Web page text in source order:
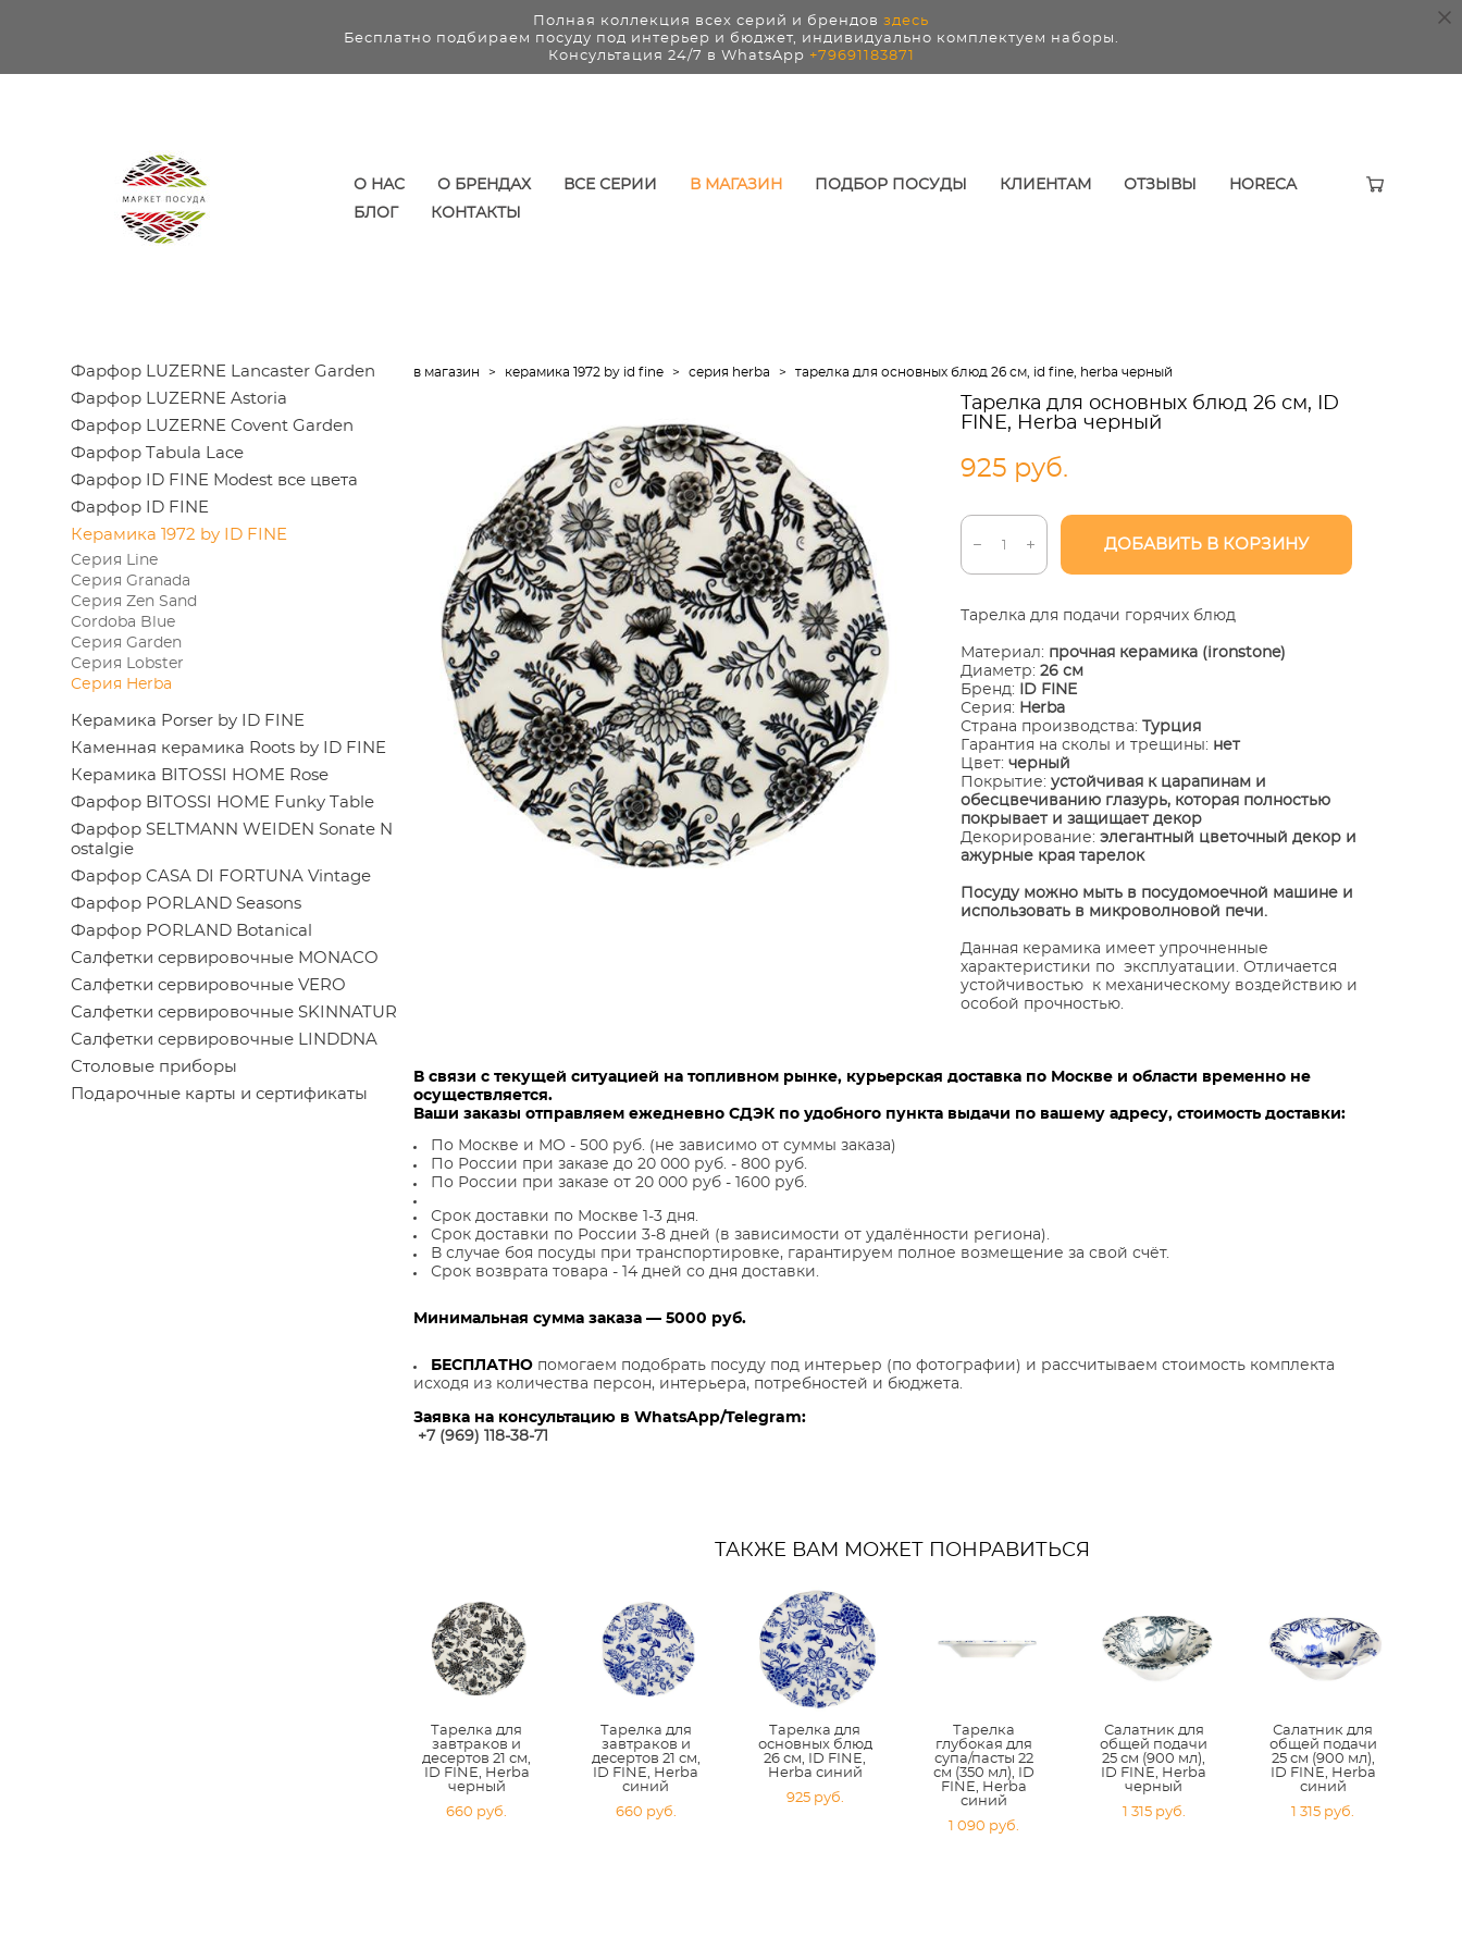
Полная коллекция всех серий и брендов здесь
Бесплатно подбираем посуду под интерьер и бюджет, индивидуально комплектуем наборы.
Консультация 24/7 в WhatsApp +79691183871
О НАС О БРЕНДАХ ВСЕ СЕРИИ В МАГАЗИН ПОДБОР ПОСУДЫ КЛИЕНТАМ ОТЗЫВЫ
HORECA
БЛОГ
КОНТАКТЫ
Фарфор LUZERNE Lancaster Garden
Фарфор LUZERNE Astoria
Фарфор LUZERNE Covent Garden
Фарфор Tabula Lace
Фарфор ID FINE Modest все цвета
Фарфор ID FINE
Керамика 1972 by ID FINE
Серия Line
Серия Granada
Серия Zen Sand
Cordoba Blue
Серия Garden
Серия Lobster
Серия Herba
Керамика Porser by ID FINE
Каменная керамика Roots by ID FINE
Керамика BITOSSI HOME Rose
Фарфор BITOSSI HOME Funky Table
Фарфор SELTMANN WEIDEN Sonate N
ostalgie
Фарфор CASA DI FORTUNA Vintage
Фарфор PORLAND Seasons
Фарфор PORLAND Botanical
Салфетки сервировочные MONACO
Салфетки сервировочные VERO
Салфетки сервировочные SKINNATUR
Салфетки сервировочные LINDDNA
Столовые приборы
Подарочные карты и сертификаты
в магазин > керамика 1972 by id fine > серия herba > тарелка для основных блюд 26 см, id fine, herba черный
Тарелка для основных блюд 26 см, ID
FINE, Herba черный
925 pуб.
ДОБАВИТЬ В КОРЗИНУ
Тарелка для подачи горячих блюд
Материал: прочная керамика (ironstone)
Диаметр:26 см
Бренд:
ID FINE
Серия: Herba
Страна производства:
Турция
Гарантия на сколы и трещины: нет
Цвет:черный
Покрытие: устойчивая к царапинам и
обесцвечиванию глазурь, которая полностью
покрывает и защищает декор
Декорирование: элегантный цветочный декор и
ажурные края тарелок
Посуду можно мыть в посудомоечной машине и
использовать в микроволновой печи.
Данная керамика имеет упрочненные
характеристики по эксплуатации. Отличается
устойчивостью к механическому воздействию и
особой прочностью.
В связи с текущей ситуацией на топливном рынке, курьерская доставка по Москве и области временно не
осуществляется.
Ваши заказы отправляем ежедневно СДЭК по удобного пункта выдачи по вашему адресу, стоимость доставки:
По Москве и МО - 500 руб. (не зависимо от суммы заказа)
По России при заказе до 20 000 руб. - 800 руб.
По России при заказе от 20 000 руб - 1600 руб.
Срок доставки по Москве 1-3 дня.
Срок доставки по России 3-8 дней (в зависимости от удалённости региона).
В случае боя посуды при транспортировке, гарантируем полное возмещение за свой счёт.
Срок возврата товара - 14 дней со дня доставки.
Минимальная сумма заказа — 5000 руб.
БЕСПЛАТНО помогаем подобрать посуду под интерьер (по фотографии) и рассчитываем стоимость комплекта
исходя из количества персон, интерьера, потребностей и бюджета.
Заявка на консультацию в WhatsApp/Telegram:
+7 (969) 118-38-7
ТАКЖЕ ВАМ МОЖЕТ ПОНРАВИТЬСЯ
Тарелка для
завтраков и
десертов 21 см,
ID FINE, Herba
черный
660 pуб.
Тарелка для
завтраков и
десертов 21 см,
ID FINE, Herba
синий
660 pуб.
Тарелка для
основных блюд
26 см, ID FINE,
Herba синий
925 pуб.
Тарелка
глубокая для
супа/пасты 22
см (350 мл), ID
FINE, Herba
синий
1 090 pуб.
Салатник для
общей подачи
25 см (900 мл),
ID FINE, Herba
черный
1 315 pуб.
Салатник для
общей подачи
25 см (900 мл),
ID FINE, Herba
синий
1 315 pуб.